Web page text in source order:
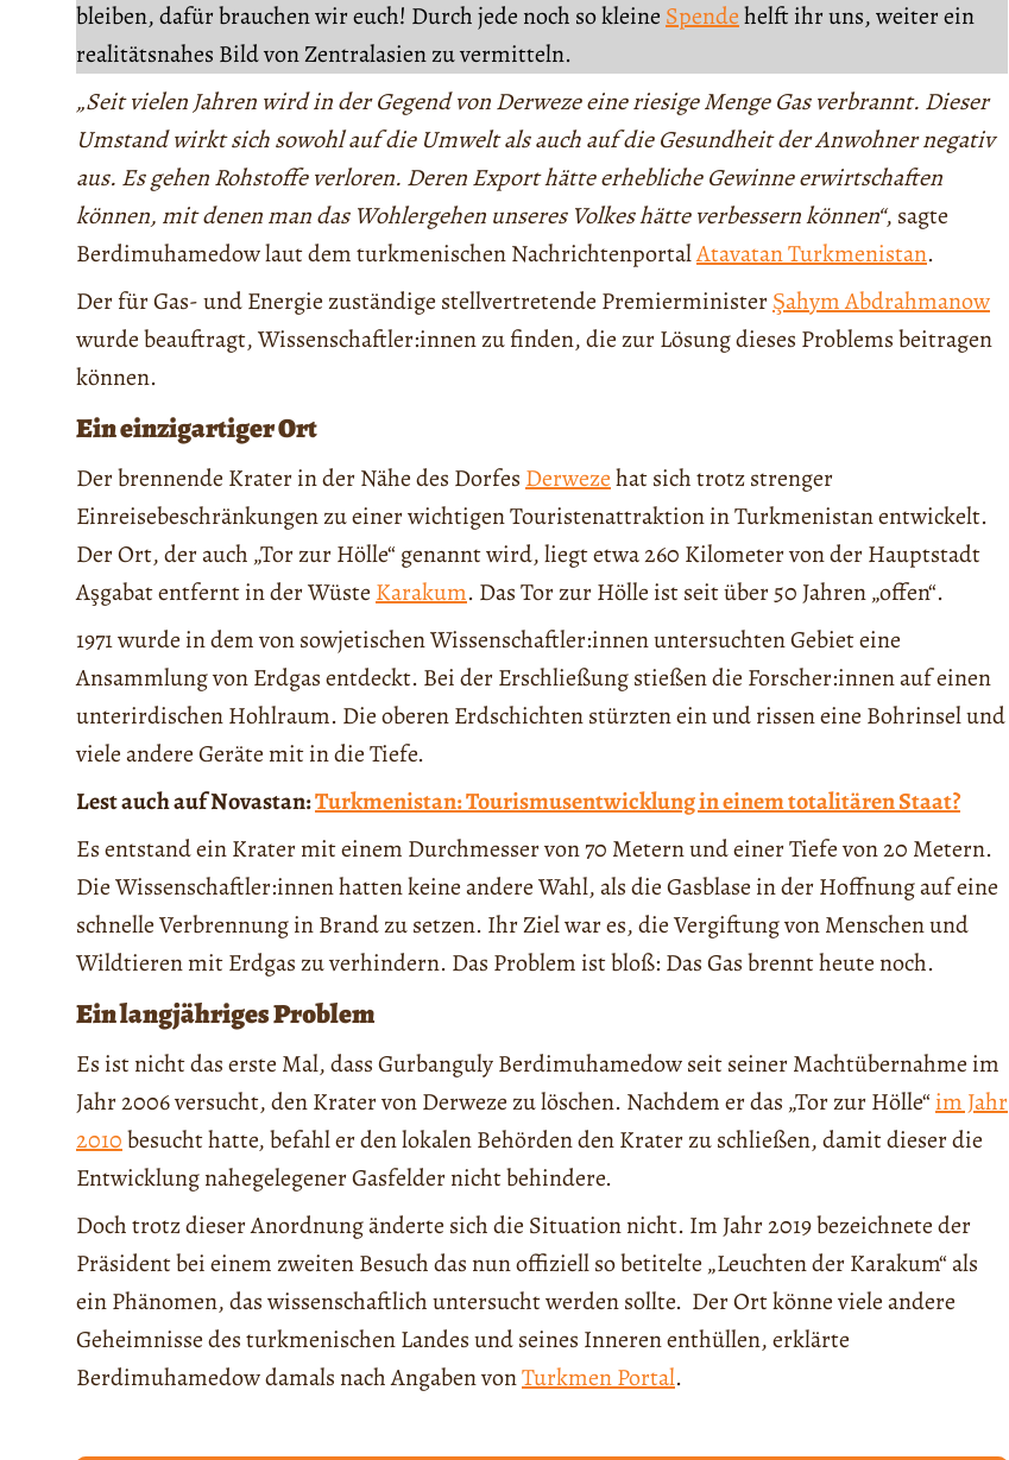
bleiben, dafür brauchen wir euch! Durch jede noch so kleine Spendehelft ihr uns, weiter ein
realitätsnahes Bild von Zentralasien zu vermitteln.
„Seit vielen Jahren wird in der Gegend von Derweze eine riesige Menge Gas verbrannt. Dieser
Umstand wirkt sich sowohl auf die Umwelt als auch auf die Gesundheit der Anwohner negativ
aus. Es gehen Rohstoffe verloren. Deren Export hätte erhebliche Gewinne erwirtschaften
können, mit denen man das Wohlergehen unseres Volkes hätte verbessern können“, sagte
Berdimuhamedow laut dem turkmenischen NachrichtenportalAtavatan Turkmenistan.
Der für Gas- und Energie zuständige stellvertretende PremierministerŞahym Abdrahmanow
wurde beauftragt, Wissenschaftler:innen zu finden, die zur Lösung dieses Problems beitragen
können.
Ein einzigartiger Ort
Der brennende Krater in der Nähe des Dorfes Derwezehat sich trotz strenger
Einreisebeschränkungen zu einer wichtigen Touristenattraktion in Turkmenistan entwickelt.
Der Ort, der auch „Tor zur Hölle“ genannt wird, liegt etwa 260 Kilometer von der Hauptstadt
Aşgabat entfernt in der Wüste Karakum. Das Tor zur Hölle ist seit über 50 Jahren „offen“.
1971 wurde in dem von sowjetischen Wissenschaftler:innen untersuchten Gebiet eine
Ansammlung von Erdgas entdeckt. Bei der Erschließung stießen die Forscher:innen auf einen
unterirdischen Hohlraum. Die oberen Erdschichten stürzten ein und rissen eine Bohrinsel und
viele andere Geräte mit in die Tiefe.
Lest auch auf Novastan:Turkmenistan: Tourismusentwicklung in einem totalitären Staat?
Es entstand ein Krater mit einem Durchmesser von 70 Metern und einer Tiefe von 20 Metern.
Die Wissenschaftler:innen hatten keine andere Wahl, als die Gasblase in der Hoffnung auf eine
schnelle Verbrennung in Brand zu setzen. Ihr Ziel war es, die Vergiftung von Menschen und
Wildtieren mit Erdgas zu verhindern. Das Problem ist bloß: Das Gas brennt heute noch.
Ein langjähriges Problem
Es ist nicht das erste Mal, dass Gurbanguly Berdimuhamedow seit seiner Machtübernahme im
Jahr 2006 versucht, den Krater von Derweze zu löschen. Nachdem er das „Tor zur Hölle“ im Jahr
2010besucht hatte, befahl er den lokalen Behörden den Krater zu schließen, damit dieser die
Entwicklung nahegelegener Gasfelder nicht behindere.
Doch trotz dieser Anordnung änderte sich die Situation nicht. Im Jahr 2019 bezeichnete der
Präsident bei einem zweiten Besuch das nun offiziell so betitelte „Leuchten der Karakum“ als
ein Phänomen, das wissenschaftlich untersucht werden sollte. Der Ort könne viele andere
Geheimnisse des turkmenischen Landes und seines Inneren enthüllen, erklärte
Berdimuhamedow damals nach Angaben vonTurkmen Portal.